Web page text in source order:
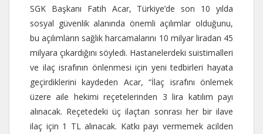
SGK Başkanı Fatih Acar, Türkiye’de son 10 yılda
sosyal güvenlik alanında önemli açılımlar olduğunu,
bu açılımların sağlık harcamalarını 10 milyar liradan 45
milyara çıkardığını söyledi. Hastanelerdeki suistimalleri
ve ilaç israfının önlenmesi için yeni tedbirleri hayata
geçirdiklerini kaydeden Acar, “İlaç israfını önlemek
üzere aile hekimi reçetelerinden 3 lira katılım payı
alınacak. Reçetedeki üç ilaçtan sonrası her bir ilave
ilaç için 1 TL alınacak. Katkı payı vermemek acilden